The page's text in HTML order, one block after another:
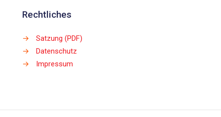
Rechtliches
→
Satzung (PDF)
→
Datenschutz
→
Impressum